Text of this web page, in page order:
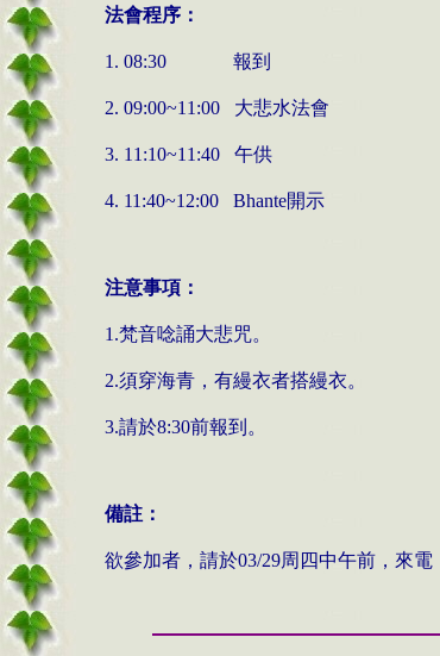
法會程序：
1. 08:30 報到
2. 09:00~11:00 大悲水法會
3. 11:10~11:40 午供
4. 11:40~12:00 Bhante開示
注意事項：
1.梵音唸誦大悲咒。
2.須穿海青，有縵衣者搭縵衣。
3.請於8:30前報到。
備註：
欲參加者，請於03/29周四中午前，來電